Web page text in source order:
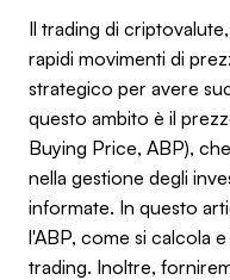
Il trading di
rapidi movimenti di
strategico per avere
questo ambito è il
Buying Price, ABP),
nella gestione degli
informate. In questo
l'ABP, come si calcola
trading. Inoltre,